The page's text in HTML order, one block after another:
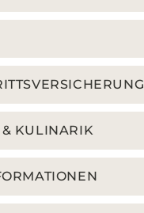
& KULINARIK